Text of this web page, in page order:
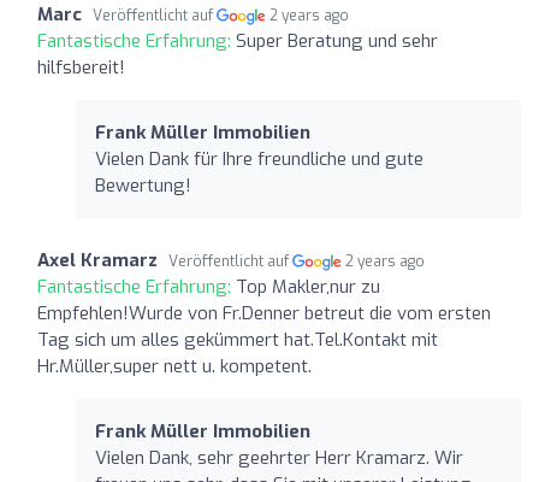
Marc Veröffentlicht auf 2 years ago
Fantastische Erfahrung: Super Beratung und sehr
hilfsbereit!
Frank Müller Immobilien
Vielen Dank für Ihre freundliche und gute
Bewertung!
Axel Kramarz Veröffentlicht auf 2 years ago
Fantastische Erfahrung: Top Makler,nur zu
Empfehlen!Wurde von Fr.Denner betreut die vom ersten
Tag sich um alles gekümmert hat.Tel.Kontakt mit
Hr.Müller,super nett u. kompetent.
Frank Müller Immobilien
Vielen Dank, sehr geehrter Herr Kramarz. Wir